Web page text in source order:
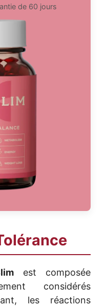
de 60 jours
est composée
considérés
les réactions